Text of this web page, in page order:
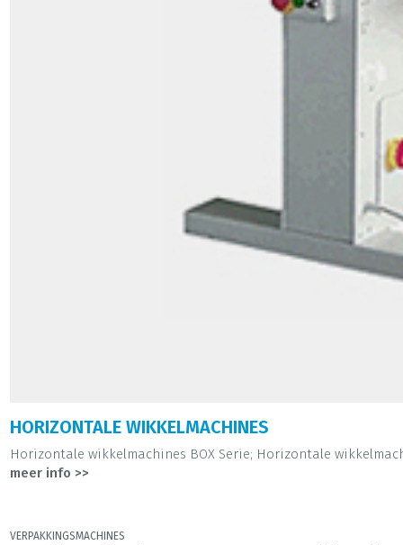
HORIZONTALE WIKKELMACHINES
Horizontale wikkelmachines BOX Serie; Horizontale
meer info >>
VERPAKKINGSMACHINES